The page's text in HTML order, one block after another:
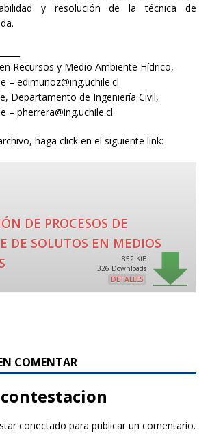
y resolución de la técnica de
Recursos y Medio Ambiente Hídrico,
– edimunoz@ing.uchile.cl
Departamento de Ingeniería Civil,
– pherrera@ing.uchile.cl
haga click en el siguiente link:
DE PROCESOS DE
DE SOLUTOS EN MEDIOS
852 KiB
326 Downloads
DETALLES
COMENTAR
conectado para publicar un comentario.